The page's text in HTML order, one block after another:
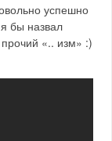
успешно
бы назвал
«.. изм» :)